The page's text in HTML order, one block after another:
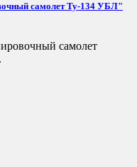
самолет Ту-134 УБЛ"
самолет